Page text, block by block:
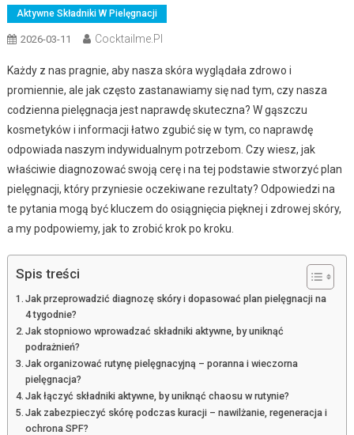
Aktywne Składniki W Pielęgnacji
2026-03-11 Cocktailme.pl
Każdy z nas pragnie, aby nasza skóra wyglądała zdrowo i
promiennie, ale jak często zastanawiamy się nad tym, czy nasza
codzienna pielęgnacja jest naprawdę skuteczna? W gąszczu
kosmetyków i informacji łatwo zgubić się w tym, co naprawdę
odpowiada naszym indywidualnym potrzebom. Czy wiesz, jak
właściwie diagnozować swoją cerę i na tej podstawie stworzyć plan
pielęgnacji, który przyniesie oczekiwane rezultaty? Odpowiedzi na
te pytania mogą być kluczem do osiągnięcia pięknej i zdrowej skóry,
a my podpowiemy, jak to zrobić krok po kroku.
Spis treści
Jak przeprowadzić diagnozę skóry i dopasować plan pielęgnacji na
4 tygodnie?
Jak stopniowo wprowadzać składniki aktywne, by uniknąć
podrażnień?
Jak organizować rutynę pielęgnacyjną – poranna i wieczorna
pielęgnacja?
Jak łączyć składniki aktywne, by uniknąć chaosu w rutynie?
Jak zabezpieczyć skórę podczas kuracji – nawilżanie, regeneracja i
ochrona SPF?